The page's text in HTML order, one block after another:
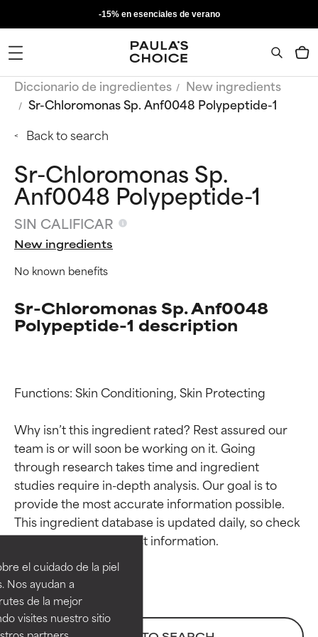
el cuidado de la piel
Nos ayudan a
de la mejor
visites nuestro sitio
-15% en esenciales de verano
Diccionario de ingredientes
New ingredients
Sr-Chloromonas Sp. Anf0048 Polypeptide-1
Back to search
Sr-Chloromonas Sp.
Anf0048 Polypeptide-1
SIN CALIFICAR
New ingredients
No known benefits
Sr-Chloromonas Sp. Anf0048
Polypeptide-1 description
Functions: Skin Conditioning, Skin Protecting
Why isn’t this ingredient rated? Rest assured our
team is or will soon be working on it. Going
through research takes time and ingredient
studies require in-depth analysis. Our goal is to
provide the most accurate information possible.
This ingredient database is updated daily, so check
Calificaciones de
ingredientes
EXCELENTE
Ingrediente sobresaliente con
beneficios reales para la piel. Su
eficacia está demostrada y
Calificaciones de
ingredientes
EXCELENTE
Ingrediente sobresaliente con
beneficios reales para la piel. Su
eficacia está demostrada y